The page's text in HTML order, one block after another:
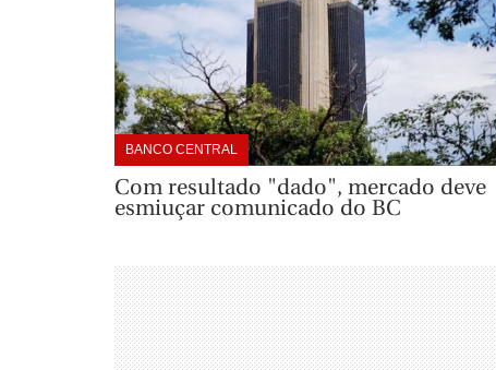
BANCO CENTRAL
Com resultado "dado", mercado deve
esmiuçar comunicado do BC